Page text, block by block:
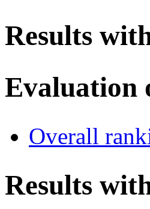
Results
Evaluation
Overall
Results